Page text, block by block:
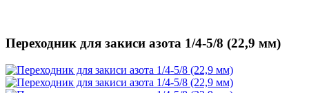
Переходник для закиси азота 1/4-5/8 (22,9 мм)